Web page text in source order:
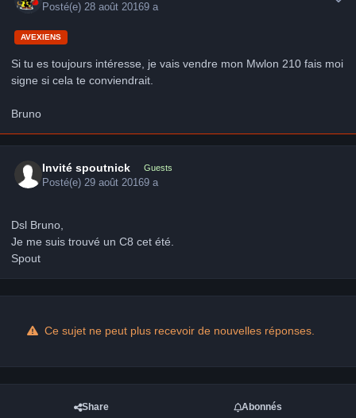
Posté(e)28 août 20169 a
AVEXIENS
Si tu es toujours intéresse, je vais vendre mon Mwlon 210 fais moi
signe si cela te conviendrait.
Bruno
Invité spoutnick Guests
Posté(e) 29 août 20169 a
Dsl Bruno,
Je me suis trouvé un C8 cet été.
Spout
Ce sujet ne peut plus recevoir de nouvelles réponses.
Share Abonnés